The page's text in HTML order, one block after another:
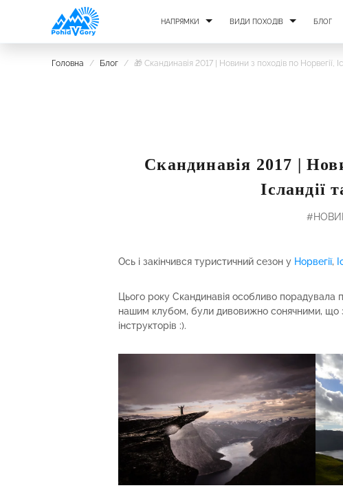
НАПРЯМКИ ВИДИ ПОХОДІВ БЛОГ
Головна / Блог / 🎁 Скандинавія 2017 | Новини з походів по Норвегії,
Скандинавія 2017 |
Ісландії
Ось і закінчився туристичний сезон у Норвегії,
Цього року Скандинавія особливо порадувала
нашим клубом, були дивовижно сонячними, що
інструкторів :).